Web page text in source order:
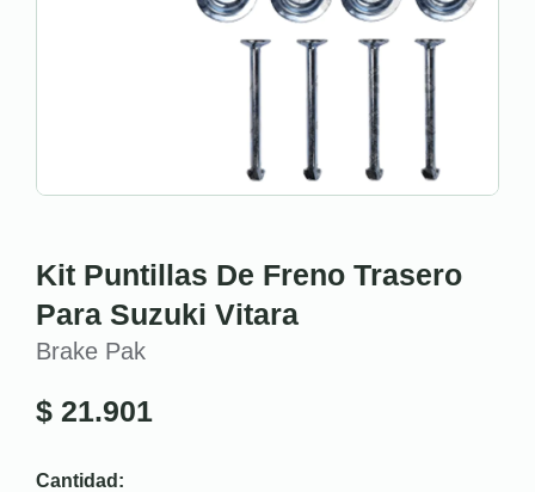
Kit Puntillas De Freno Trasero
Para Suzuki Vitara
Brake Pak
$ 21.901
Cantidad: